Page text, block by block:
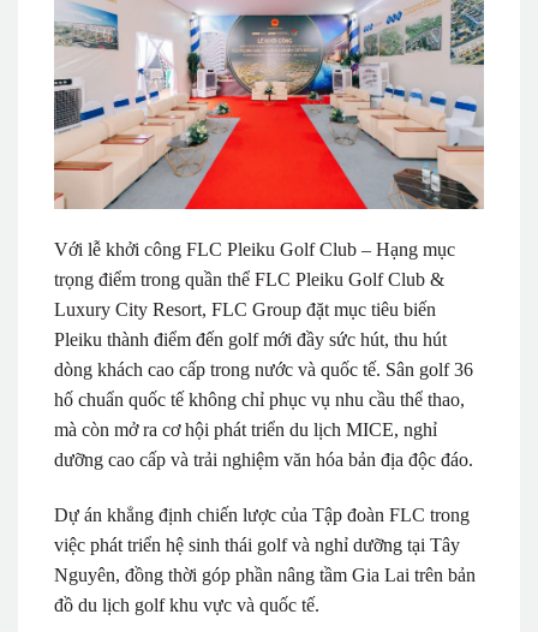
Với lễ khởi công FLC Pleiku Golf Club – Hạng mục
trọng điểm trong quần thể FLC Pleiku Golf Club &
Luxury City Resort, FLC Group đặt mục tiêu biến
Pleiku thành điểm đến golf mới đầy sức hút, thu hút
dòng khách cao cấp trong nước và quốc tế. Sân golf 36
hố chuẩn quốc tế không chỉ phục vụ nhu cầu thể thao,
mà còn mở ra cơ hội phát triển du lịch MICE, nghỉ
dưỡng cao cấp và trải nghiệm văn hóa bản địa độc đáo.
Dự án khẳng định chiến lược của Tập đoàn FLC trong
việc phát triển hệ sinh thái golf và nghỉ dưỡng tại Tây
Nguyên, đồng thời góp phần nâng tầm Gia Lai trên bản
đồ du lịch golf khu vực và quốc tế.